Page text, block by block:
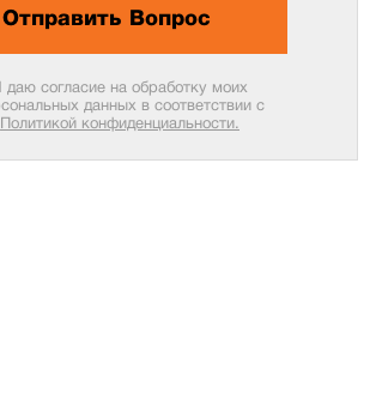
Отправить Вопрос
даю согласие на обработку моих
данных в соответствии с
Политикой конфиденциальности.